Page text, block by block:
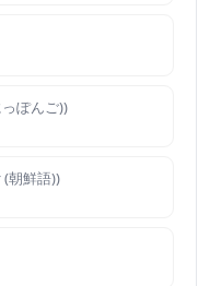
ぽんご))
(朝鮮語))